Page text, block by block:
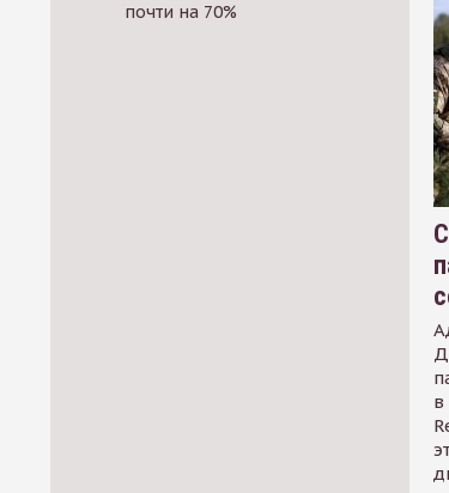
почти на 70%